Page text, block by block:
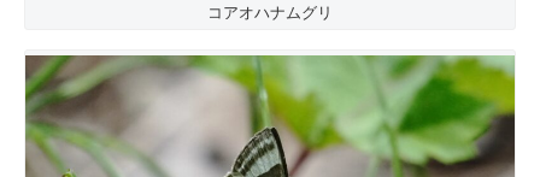
コアオハナムグリ